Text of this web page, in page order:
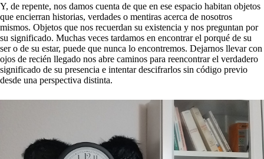
Y, de repente, nos damos cuenta de que en ese espacio habitan objetos
que encierran historias, verdades o mentiras acerca de nosotros
mismos. Objetos que nos recuerdan su existencia y nos preguntan por
su significado. Muchas veces tardamos en encontrar el porqué de su
ser o de su estar, puede que nunca lo encontremos. Dejarnos llevar con
ojos de recién llegado nos abre caminos para reencontrar el verdadero
significado de su presencia e intentar descifrarlos sin código previo
desde una perspectiva distinta.